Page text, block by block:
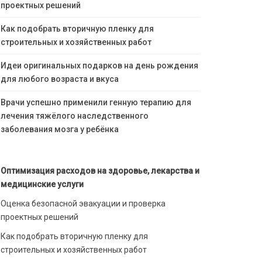
проектных решений
Как подобрать вторичную пленку для
строительных и хозяйственных работ
Идеи оригинальных подарков на день рождения
для любого возраста и вкуса
Врачи успешно применили генную терапию для
лечения тяжёлого наследственного
заболевания мозга у ребёнка
Оптимизация расходов на здоровье, лекарства и
медицинские услуги
Оценка безопасной эвакуации и проверка
проектных решений
Как подобрать вторичную пленку для
строительных и хозяйственных работ